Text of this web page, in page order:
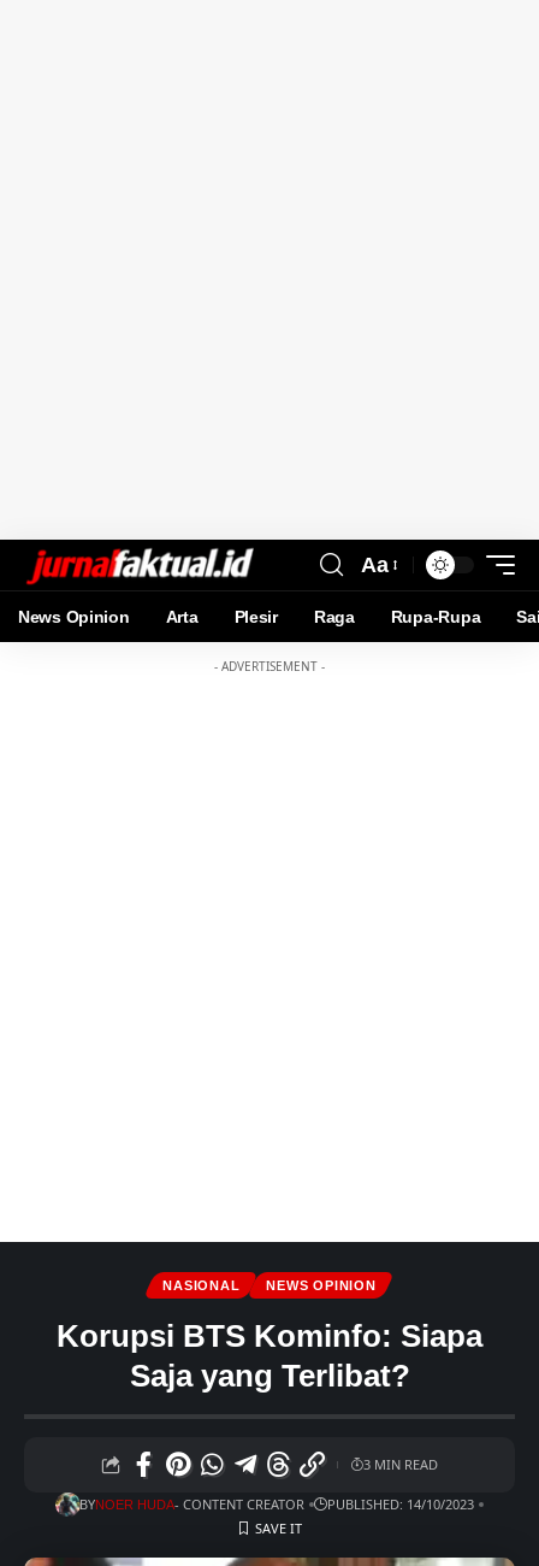
Aa
News Opinion Arta Plesir Raga Rupa-Rupa
- ADVERTISEMENT -
NASIONAL NEWS OPINION
Korupsi BTS Kominfo: Siapa
Saja yang Terlibat?
BYNOER HUDA- CONTENT CREATOR PUBLISHED: 14/10/2023
3 MIN READ